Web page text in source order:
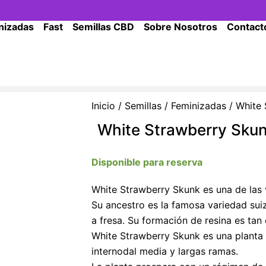
Fast Semillas CBD Sobre Nosotros
Inicio / Semillas/ Feminizadas/ White
White Strawberry
Disponible para reserva
White Strawberry Skunk es una de
Su ancestro es la famosa variedad
a fresa. Su formación de resina es
White Strawberry Skunk es una
internodal media y largas ramas.